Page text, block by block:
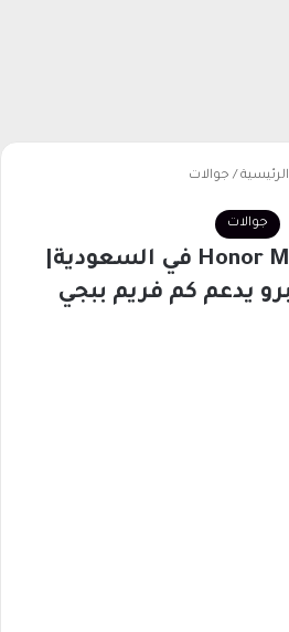
الرئيسية / جوالات
جوالات
سعر Honor Magic 7 Pro في السعودية|